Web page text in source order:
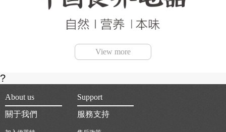
View more
?
About us
關于我們
Support
服務支持